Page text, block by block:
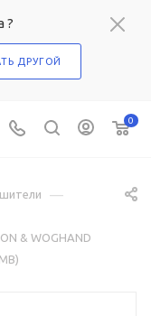
?
ДРУГОЙ
0
—
& WOGHAND